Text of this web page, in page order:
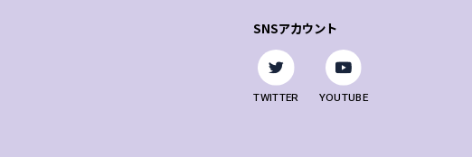
SNSアカウント
TWITTER YOUTUBE